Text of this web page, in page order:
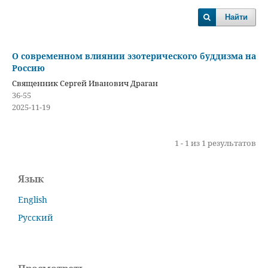
Найти
О современном влиянии эзотерического буддизма на
Россию
Священник Сергей Иванович Драган
36-55
2025-11-19
1 - 1 из 1 результатов
Язык
English
Русский